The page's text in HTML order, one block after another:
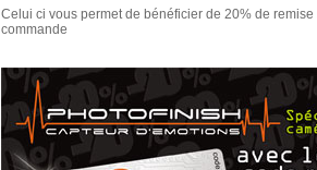
Celui ci vous permet de bénéficier de 20% de
commande